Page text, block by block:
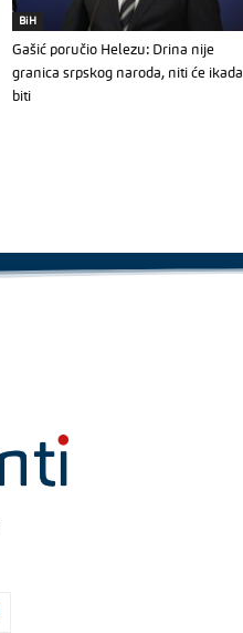
BiH
Gašić poručio Helezu: Drina nije
granica srpskog naroda, niti će ikada
biti